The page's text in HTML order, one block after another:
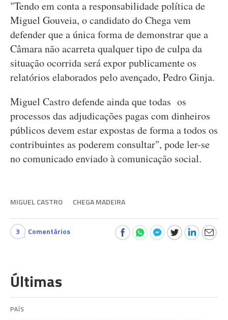
"Tendo em conta a responsabilidade política de
Miguel Gouveia, o candidato do Chega vem
defender que a única forma de demonstrar que a
Câmara não acarreta qualquer tipo de culpa da
situação ocorrida será expor publicamente os
relatórios elaborados pelo avençado, Pedro Ginja.
Miguel Castro defende ainda que todas os
processos das adjudicações pagas com dinheiros
públicos devem estar expostas de forma a todos os
contribuintes as poderem consultar", pode ler-se
no comunicado enviado à comunicação social.
MIGUEL CASTRO CHEGA MADEIRA
3 Comentários
Últimas
PAÍS